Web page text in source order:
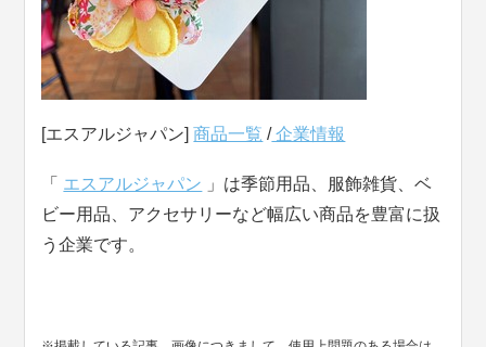
[エスアルジャパン]商品一覧 /企業情報
「 エスアルジャパン 」は季節用品、服飾雑貨、ベ
ビー用品、アクセサリーなど幅広い商品を豊富に扱
う企業です。